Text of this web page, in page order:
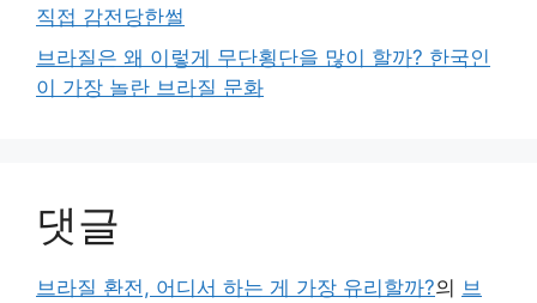
직접 감전당한썰
브라질은 왜 이렇게 무단횡단을 많이 할까? 한국인
이 가장 놀란 브라질 문화
댓글
브라질 환전, 어디서 하는 게 가장 유리할까?의 브